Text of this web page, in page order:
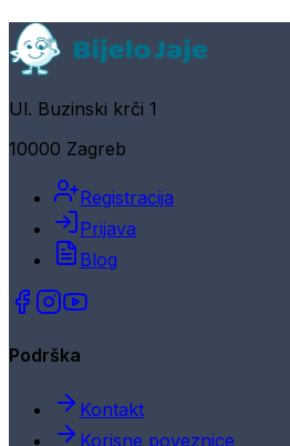
Ul. Buzinski krči 1
10000 Zagreb
Registracija
Prijava
Blog
Podrška
Kontakt
Korisne poveznice